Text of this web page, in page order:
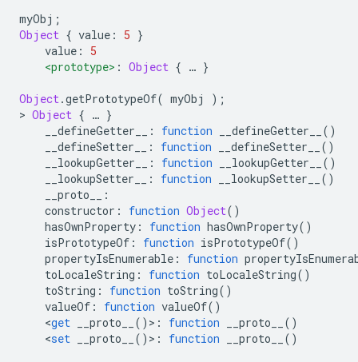
myObj ;
Object { value : 5 }
value :
5
<prototype> : Object { … }
Object.getPrototypeOf( myObj
);
> Object { … }
__defineGetter__
: function __defineGetter__
()
__defineSetter__
: function __defineSetter__
()
__lookupGetter__
: function __lookupGetter__
()
__lookupSetter__
: function __lookupSetter__
()
__proto__
:
constructor : function Object()
hasOwnProperty : function hasOwnProperty()
isPrototypeOf : function isPrototypeOf()
propertyIsEnumerable : function
toLocaleString : function toLocaleString()
toString : function toString()
valueOf : function valueOf()
<get __proto__ ()>: function __proto__
()
<set __proto__ ()>: function __proto__ ()